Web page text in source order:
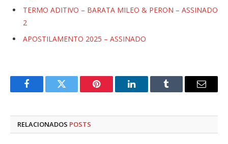
TERMO ADITIVO – BARATA MILEO & PERON – ASSINADO
2
APOSTILAMENTO 2025 – ASSINADO
FacebookTwitter Pinterest LinkedInTumblr
E-
RELACIONADOS POSTS